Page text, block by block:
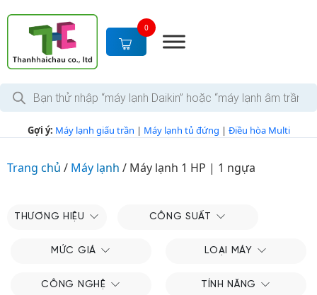
c
0
T
m
i Gợi ý: Máy lạnh giấu trần | Máy lạnh tủ đứng | Điều hòa Multi
Trang chủ / Máy lạnh / Máy lạnh 1 HP | 1 ngựa
THƯƠNG HIỆU CÔNG SUẤT
MỨC GIÁ LOẠI MÁY
CÔNG NGHỆ TÍNH NĂNG